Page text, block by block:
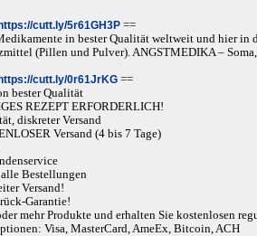
cutt.ly/5r61GH3P ==
in bester Qualität weltweit und hier in
(Pillen und Pulver). ANGSTMEDIKA –
cutt.ly/0r61JrKG ==
bester Qualität
REZEPT ERFORDERLICH!
diskreter Versand
Versand (4 bis 7 Tage)
Bestellungen
Versand!
Garantie!
mehr Produkte und erhalten Sie kostenlosen
Visa, MasterCard, AmeEx, Bitcoin, ACH